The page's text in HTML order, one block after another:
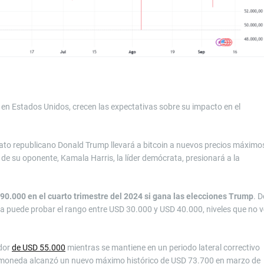
Estados Unidos, crecen las expectativas sobre su impacto en el
republicano Donald Trump llevará a bitcoin a nuevos precios
su oponente, Kamala Harris, la líder demócrata, presionará a la
en el cuarto trimestre del 2024 si gana las elecciones Trump.
probar el rango entre USD 30.000 y USD 40.000, niveles que no
de USD 55.000 mientras se mantiene en un periodo lateral correctivo
alcanzó un nuevo máximo histórico de USD 73.700 en marzo de